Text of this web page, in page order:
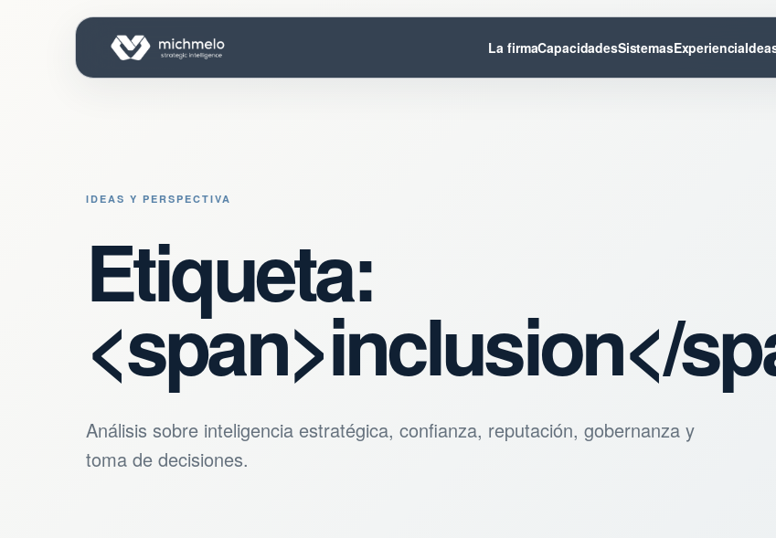
La firmaCapacidadesSistemasExperiencia
IDEAS Y PERSPECTIVA
Etiqueta:
<span>inclusion</
Análisis sobre inteligencia estratégica, confianza, reputación, gobernanza y
toma de decisiones.